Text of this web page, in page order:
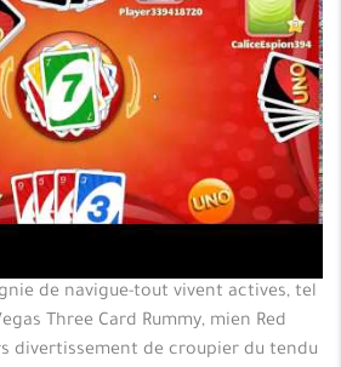
de navigue-tout vivent actives, tel
Three Card Rummy, mien Red
divertissement de croupier du tendu